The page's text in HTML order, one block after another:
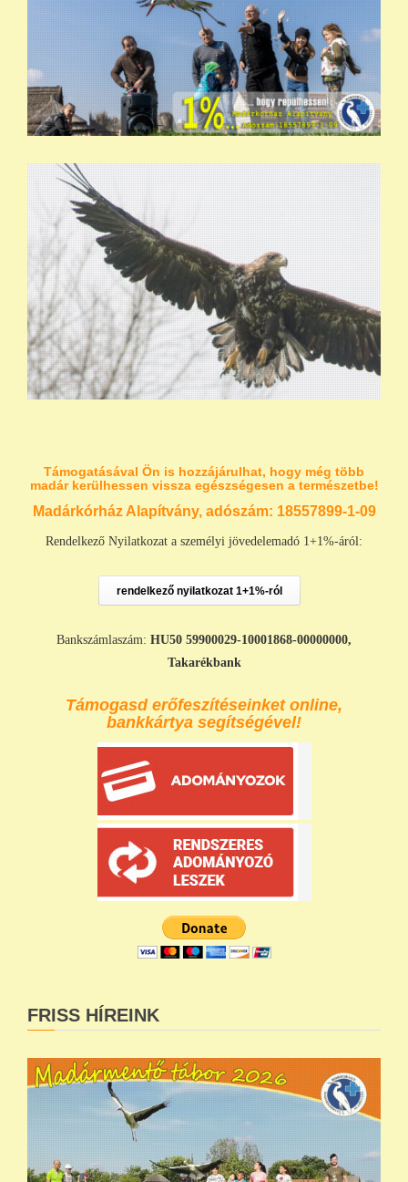
Támogatásával Ön is hozzájárulhat, hogy még több
madár kerülhessen vissza egészségesen a természetbe!
Madárkórház Alapítvány, adószám: 18557899-1-09
Rendelkező Nyilatkozat a személyi jövedelemadó 1+1%-áról:
rendelkező nyilatkozat 1+1%-ról
Bankszámlaszám: HU50 59900029-10001868-00000000,
Takarékbank
Támogasd erőfeszítéseinket online,
bankkártya segítségével!
FRISS HÍREINK